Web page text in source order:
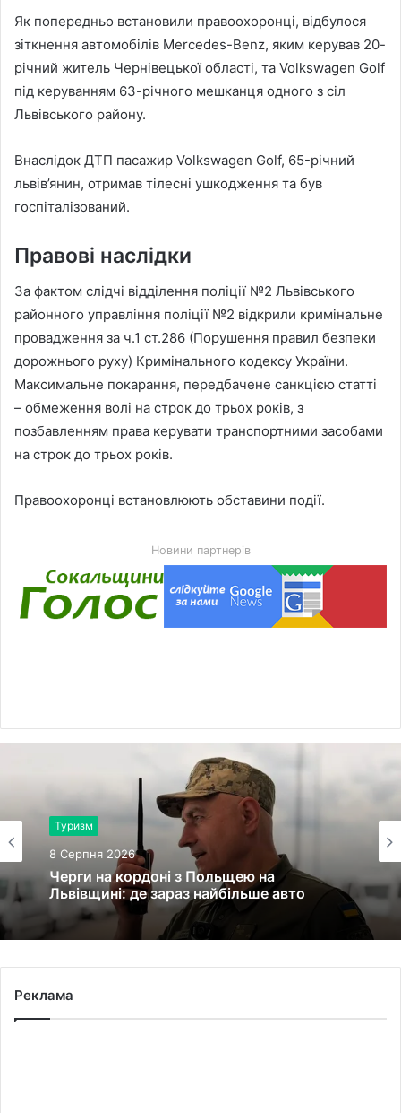
Як попередньо встановили правоохоронці, відбулося
зіткнення автомобілів Mercedes-Benz, яким керував 20-
річний житель Чернівецької області, та Volkswagen Golf
під керуванням 63-річного мешканця одного з сіл
Львівського району.
Внаслідок ДТП пасажир Volkswagen Golf, 65-річний
львів’янин, отримав тілесні ушкодження та був
госпіталізований.
Правові наслідки
За фактом слідчі відділення поліції №2 Львівського
районного управління поліції №2 відкрили кримінальне
провадження за ч.1 ст.286 (Порушення правил безпеки
дорожнього руху) Кримінального кодексу України.
Максимальне покарання, передбачене санкцією статті
– обмеження волі на строк до трьох років, з
позбавленням права керувати транспортними засобами
на строк до трьох років.
Правоохоронці встановлюють обставини події.
Новини партнерів
Туризм
8 Серпня 2026
Черги на кордоні з Польщею на
Львівщині: де зараз найбільше авто
Реклама